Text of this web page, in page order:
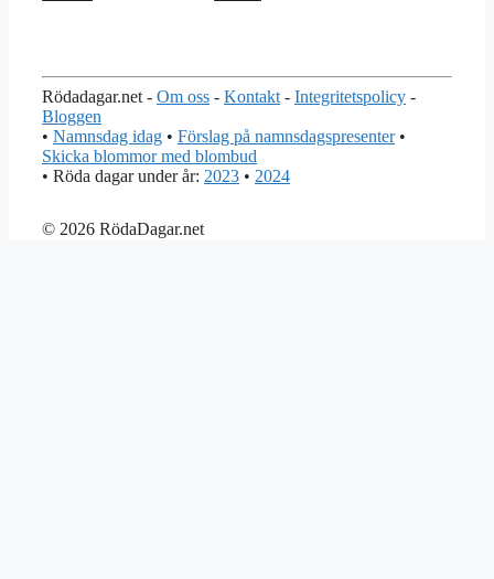
Rödadagar.net - Om oss - Kontakt - Integritetspolicy -
Bloggen
• Namnsdag idag • Förslag på namnsdagspresenter•
Skicka blommor med blombud
• Röda dagar under år: 2023 • 2024
© 2026 RödaDagar.net